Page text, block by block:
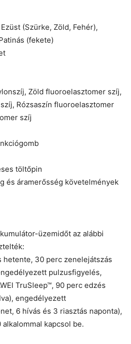
(Szürke, Zöld, Fehér),
(fekete)
Zöld fluoroelasztomer szíj,
Rózsaszín fluoroelasztomer
szíj
töltőpin
és áramerősség követelmények
üzemidőt az alábbi
30 perc zenelejátszás
pulzusfigyelés,
TruSleep™, 90 perc edzés
engedélyezett
6 hívás és 3 riasztás naponta),
kapcsol be.